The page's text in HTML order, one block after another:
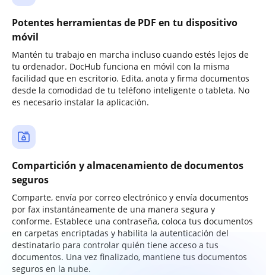
Potentes herramientas de PDF en tu dispositivo
móvil
Mantén tu trabajo en marcha incluso cuando estés lejos de
tu ordenador. DocHub funciona en móvil con la misma
facilidad que en escritorio. Edita, anota y firma documentos
desde la comodidad de tu teléfono inteligente o tableta. No
es necesario instalar la aplicación.
Compartición y almacenamiento de documentos
seguros
Comparte, envía por correo electrónico y envía documentos
por fax instantáneamente de una manera segura y
conforme. Establece una contraseña, coloca tus documentos
en carpetas encriptadas y habilita la autenticación del
destinatario para controlar quién tiene acceso a tus
documentos. Una vez finalizado, mantiene tus documentos
seguros en la nube.